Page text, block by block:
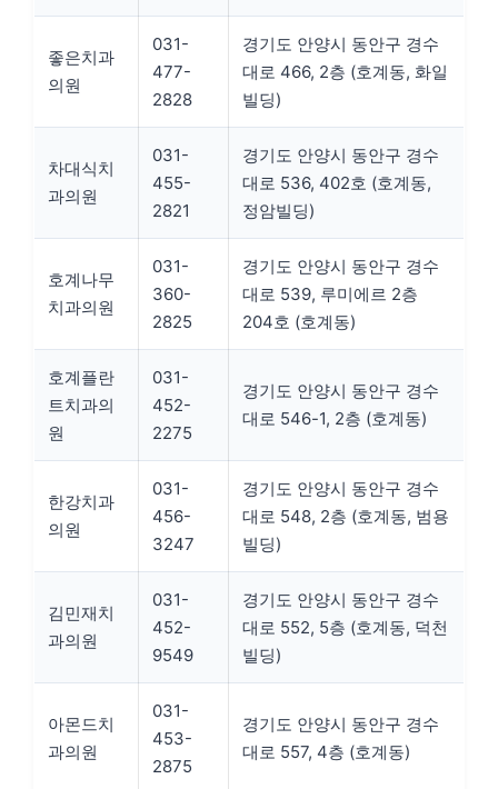
좋은치과
의원
031-
477-
2828
경기도 안양시 동안구 경수
대로 466, 2층 (호계동, 화일
빌딩)
차대식치
과의원
031-
455-
2821
경기도 안양시 동안구 경수
대로 536, 402호 (호계동,
정암빌딩)
호계나무
치과의원
031-
360-
2825
경기도 안양시 동안구 경수
대로 539, 루미에르 2층
204호 (호계동)
호계플란
트치과의
원
031-
452-
2275
경기도 안양시 동안구 경수
대로 546-1, 2층 (호계동)
한강치과
의원
031-
456-
3247
경기도 안양시 동안구 경수
대로 548, 2층 (호계동, 범용
빌딩)
김민재치
과의원
031-
452-
9549
경기도 안양시 동안구 경수
대로 552, 5층 (호계동, 덕천
빌딩)
아몬드치
과의원
031-
453-
2875
경기도 안양시 동안구 경수
대로 557, 4층 (호계동)